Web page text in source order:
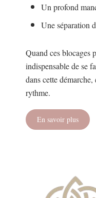
Un profond
Une séparation
Quand ces blocages
indispensable de se
dans cette démarche,
rythme.
En savoir plus